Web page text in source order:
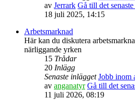
av Jerrark Gå till det
18 juli 2025, 14:15
Arbetsmarknad
Här kan du diskutera
närliggande yrken
15 Trådar
20 Inlägg
Senaste inlägget Jobb inom
av anganatyr Gå till det
11 juli 2026, 08:19